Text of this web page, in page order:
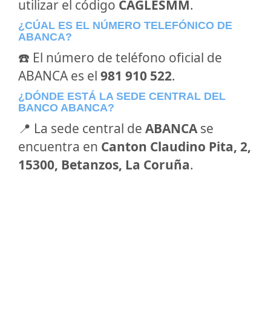
utilizar el código CAGLESMM.
¿CÚAL ES EL NÚMERO TELEFÓNICO DE
ABANCA?
☎️ El número de teléfono oficial de
ABANCA es el 981 910 522.
¿DÓNDE ESTÁ LA SEDE CENTRAL DEL
BANCO ABANCA?
📍 La sede central de ABANCAse
encuentra en Canton Claudino Pita, 2,
15300, Betanzos, La Coruña.